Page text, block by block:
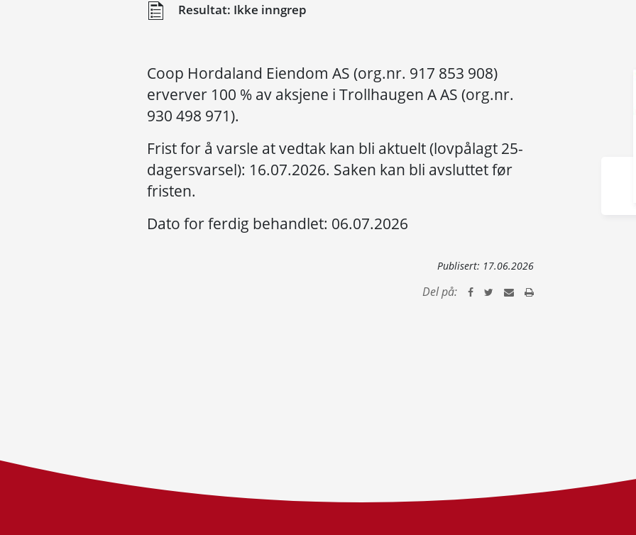
Resultat: Ikke inngrep
Coop Hordaland Eiendom AS (org.nr. 917 853 908)
erverver 100 % av aksjene i Trollhaugen A AS (org.nr.
930 498 971).
Frist for å varsle at vedtak kan bli aktuelt (lovpålagt 25-
dagersvarsel): 16.07.2026. Saken kan bli avsluttet før
fristen.
Dato for ferdig behandlet: 06.07.2026
Publisert: 17.06.2026
Del på: